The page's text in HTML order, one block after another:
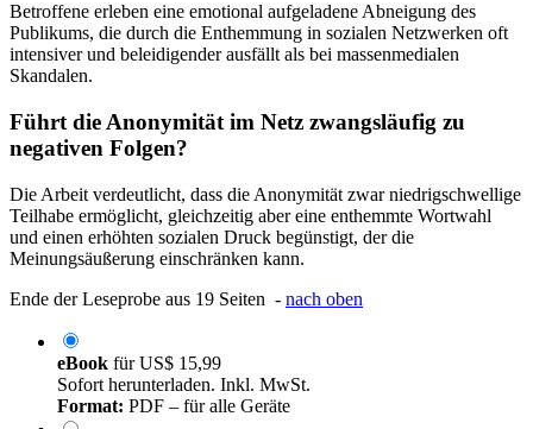
Betroffene erleben eine emotional aufgeladene Abneigung des
Publikums, die durch die Enthemmung in sozialen Netzwerken oft
intensiver und beleidigender ausfällt als bei massenmedialen
Skandalen.
Führt die Anonymität im Netz zwangsläufig zu
negativen Folgen?
Die Arbeit verdeutlicht, dass die Anonymität zwar niedrigschwellige
Teilhabe ermöglicht, gleichzeitig aber eine enthemmte Wortwahl
und einen erhöhten sozialen Druck begünstigt, der die
Meinungsäußerung einschränken kann.
Ende der Leseprobe aus 19 Seiten - nach oben
eBook fürUS$ 15,99
Sofort herunterladen. Inkl. MwSt.
Format: PDF – für alle Geräte